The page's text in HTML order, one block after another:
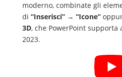
moderno, combinate gli
di “Inserisci” → “Icone”
3D, che PowerPoint
2023.